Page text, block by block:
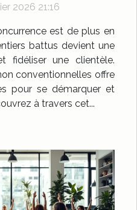
2026 21:16
est de plus en
battus devient une
fidéliser une clientèle.
conventionnelles offre
pour se démarquer et
à travers cet...